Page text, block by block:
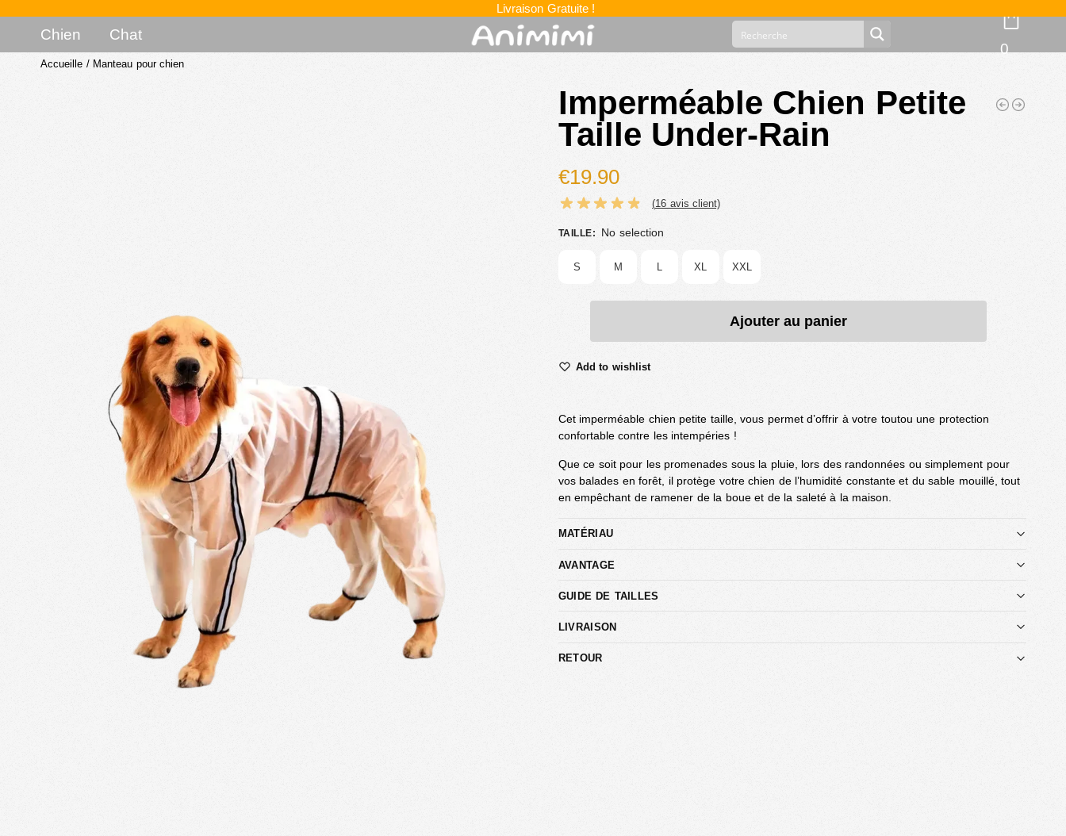
Livraison Gratuite !
Chien
Chat
0
Accueille / Manteau pour chien
Imperméable Chien Petite
Taille Under-Rain
€19.90
(16 avis client)
TAILLE: No selection
S M XL XXL
Ajouter au panier
Add to wishlist
Cet imperméable chien petite taille, vous permet d’offrir à votre toutou une protection
confortable contre les intempéries !
Que ce soit pour les promenades sous la pluie, lors des randonnées ou simplement pour
vos balades en forêt, il protège votre chien de l’humidité constante et du sable mouillé, tout
en empêchant de ramener de la boue et de la saleté à la maison.
MATÉRIAU
AVANTAGE
GUIDE DE TAILLES
LIVRAISON
RETOUR